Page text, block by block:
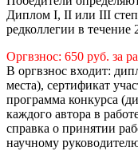
Диплом I, II или III
редколлегии в течение
Оргвзнос: 650 руб. за
В оргвзнос входит:
места), сертификат
программа конкурса
каждого автора в
справка о принятии
научному